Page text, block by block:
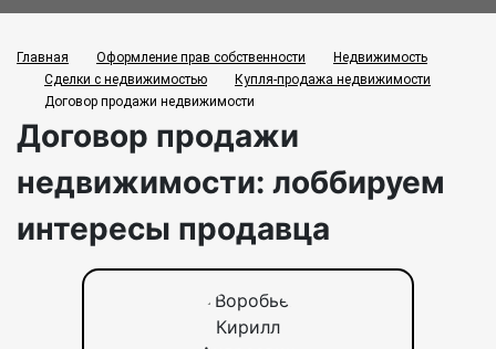
Главная Оформление прав собственности
Недвижимость
Сделки с недвижимостью
Купля-продажа недвижимости
Договор продажи недвижимости
Договор продажи
недвижимости: лоббируем
интересы продавца